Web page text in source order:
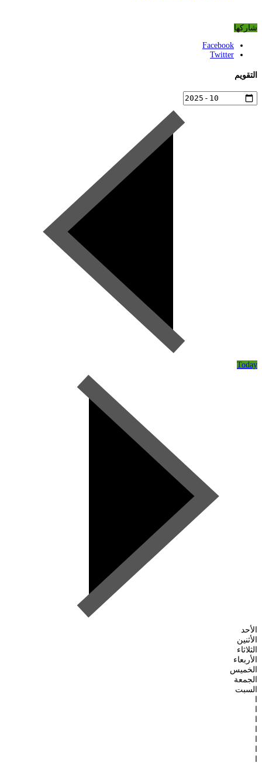
شاركها
Facebook
Twitter
التقويم
Today
الأحد
الأثنين
الثلاثاء
الأربعاء
الخميس
الجمعة
السبت